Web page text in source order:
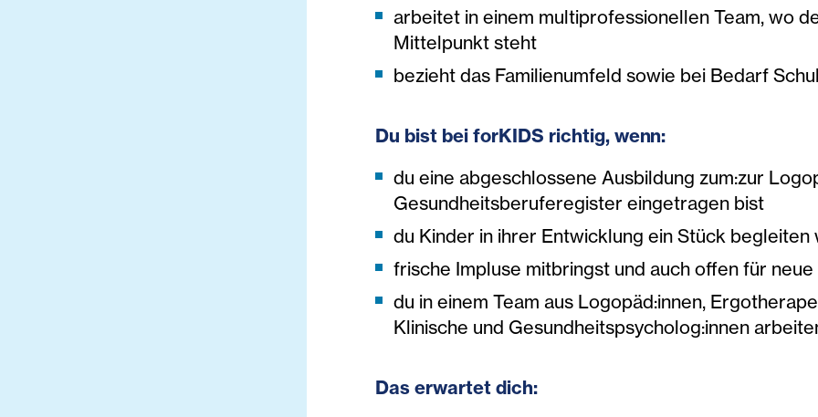
arbeitet in einem multiprofessionellen Team, wo
Mittelpunkt steht
bezieht das Familienumfeld sowie bei Bedarf
Du bist bei forKIDS richtig, wenn:
du eine abgeschlossene Ausbildung zum:zur
Gesundheitsberuferegister eingetragen bist
du Kinder in ihrer Entwicklung ein Stück begleiten
frische Impluse mitbringst und auch offen für
du in einem Team aus Logopäd:innen,
Klinische und Gesundheitspsycholog:innen
Das erwartet dich: